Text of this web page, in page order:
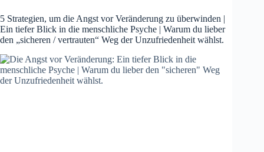
5 Strategien, um die Angst vor Veränderung zu überwinden |
Ein tiefer Blick in die menschliche Psyche | Warum du lieber
den „sicheren / vertrauten“ Weg der Unzufriedenheit wählst.